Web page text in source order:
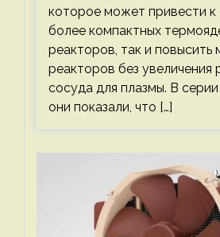
которое может привести к
более компактных
реакторов, так и повысить
реакторов без увеличения
сосуда для плазмы. В
они показали, что […]